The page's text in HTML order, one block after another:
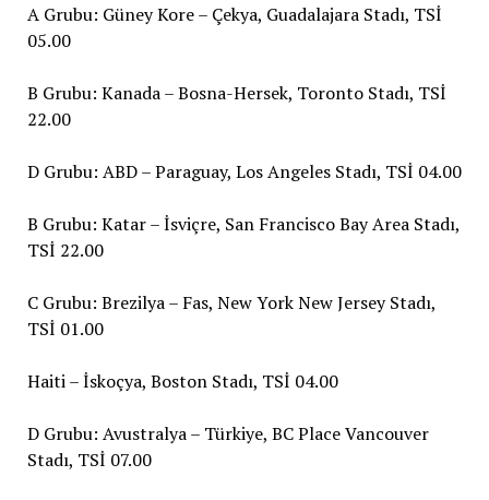
A Grubu: Güney Kore – Çekya, Guadalajara Stadı, TSİ
05.00
B Grubu: Kanada – Bosna-Hersek, Toronto Stadı, TSİ
22.00
D Grubu: ABD – Paraguay, Los Angeles Stadı, TSİ 04.00
B Grubu: Katar – İsviçre, San Francisco Bay Area Stadı,
TSİ 22.00
C Grubu: Brezilya – Fas, New York New Jersey Stadı,
TSİ 01.00
Haiti – İskoçya, Boston Stadı, TSİ 04.00
D Grubu: Avustralya – Türkiye, BC Place Vancouver
Stadı, TSİ 07.00